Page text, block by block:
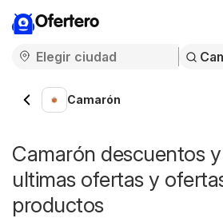
Ofertero
Camarón
Camarón descuentos
ultimas ofertas y
productos